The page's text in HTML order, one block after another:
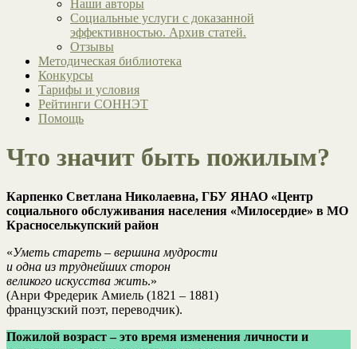
Наши авторы
Социальные услуги с доказанной
эффективностью. Архив статей.
Отзывы
Методическая библиотека
Конкурсы
Тарифы и условия
Рейтинги СОННЭТ
Помощь
Что значит быть пожилым?
Карпенко Светлана Николаевна, ГБУ ЯНАО «Центр
социального обслуживания населения «Милосердие» в МО
Красноселькупский район
«Уметь стареть – вершина мудрости
и одна из труднейших сторон
великого искусства жить.»
(Анри Фредерик Амиель (1821 – 1881)
французский поэт, переводчик).
Пожилой возраст – это время изменения личности и